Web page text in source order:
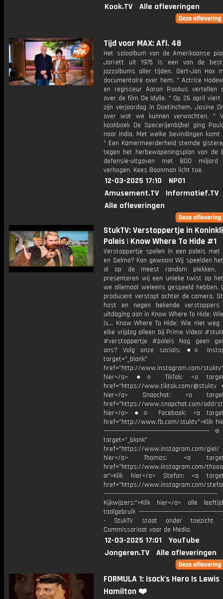
Kook.TV
Alle afleveringen
Tijd voor MAX: Afl. 48
Het soloalbum van de Amerikaanse
Jarrett uit 1975 is een van de
jazzalbums aller tijden. Gert-Jan Hox
documentaire over hem. * Actrice
en regisseur Aaron Rookus vertellen
over de film De Idylle. * Op 26 april viert
zijn verjaardag in Doetinchem. Josine
over wat we kunnen verwachten. *
kookboek De Specerijenbijbel ging
naar India. Met welke bevindingen komt
* Een Kamermeerderheid stemde
tegen het herbewapeningsplan van de
defensie-uitgaven met 800
verhogen. Kees Boonman licht toe.
12-03-2025 17:10
NPO1
Amusement.TV
Informatief.TV
Alle afleveringen
StukTV: Verstoppertje in
Paleis | Know Where To Hide #1
Verstoppertje spelen in een paleis met
en Selma? Kan gewoon! Wij speelden
al op de meest random plekken,
presenteren wij een unieke twist op
we allemaal weleens gespeeld hebben.
producent verstopt achter de camera,
host en negen bekende
uitdaging aan in Know Where To Hide:
is... Know Where To Hide: Wie niet
elke vrijdag alleen bij Prime Video!
#verstoppertje #paleis Nog geen
ons? Volg onze socials: ●○
target="_blank"
href="http://www.instagram.com/
hier</a> ●○ TikTok: <a
href="https://www.tiktok.com/
hier</a> Snapchat: <a
href="https://www.snapchat.com/add/
hier</a> ●○ Facebook: <a
href="http://www.fb.com/stuktv">Klik
-----------------------------------------------------
target="_blank"
href="https://www.instagram.com/
hier</a> Thomas: <a
href="https://www.instagram.com/
⌾">Klik hier</a> Stefan: <a
href="https://www.instagram.com/
---------------------------------------------------------
Kijkwijzers:">Klik hier</a> alle
taalgebruik
- StukTV staat onder toezicht
Commissariaat voor de Media.
12-03-2025 17:01
YouTube
Jongeren.TV
Alle afleveringen
FORMULA 1: Isack's Hero Is Lewis
Hamilton ❤️